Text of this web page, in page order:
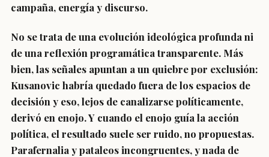
campaña, energía y discurso.
No se trata de una evolución ideológica profunda ni
de una reflexión programática transparente. Más
bien, las señales apuntan a un quiebre por exclusión:
Kusanovic habría quedado fuera de los espacios de
decisión y eso, lejos de canalizarse políticamente,
derivó en enojo. Y cuando el enojo guía la acción
política, el resultado suele ser ruido, no propuestas.
Parafernalia y pataleos incongruentes, y nada de